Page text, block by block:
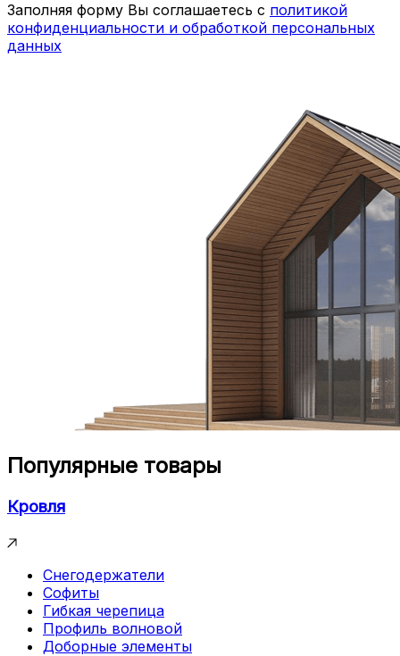
Заполняя форму Вы соглашаетесь с политикой
конфиденциальности и обработкой персональных
данных
Популярные товары
Кровля
Снегодержатели
Софиты
Гибкая черепица
Профиль волновой
Доборные элементы